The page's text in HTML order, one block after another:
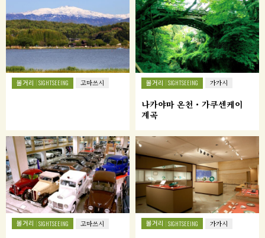
볼거리 SIGHTSEEING 고마쓰시 볼거리 SIGHTSEEING 가가시
나카야마 온천・가쿠센케이
계곡
볼거리 SIGHTSEEING 고마쓰시 볼거리 SIGHTSEEING 가가시